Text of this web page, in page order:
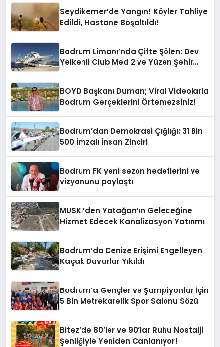
Seydikemer’de Yangın! Köyler Tahliye
Edildi, Hastane Boşaltıldı!
Bodrum Limanı’nda Çifte Şölen: Dev
Yelkenli Club Med 2 ve Yüzen Şehir
BOYD Başkanı Duman; Viral Videolarla
Bodrum Gerçeklerini Örtemezsiniz!
Bodrum’dan Demokrasi Çığlığı: 31 Bin
500 İmzalı İnsan Zinciri
Bodrum FK yeni sezon hedeflerini ve
vizyonunu paylaştı
MUSKİ’den Yatağan’ın Geleceğine
Hizmet Edecek Kanalizasyon Yatırımı
Bodrum’da Denize Erişimi Engelleyen
Kaçak Duvarlar Yıkıldı
Bodrum’a Gençler ve Şampiyonlar İçin
5 Bin Metrekarelik Spor Salonu Sözü
Bitez’de 80’ler ve 90’lar Ruhu Nostalji
Şenliğiyle Yeniden Canlanıyor!